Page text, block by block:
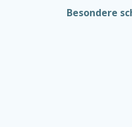
Besondere